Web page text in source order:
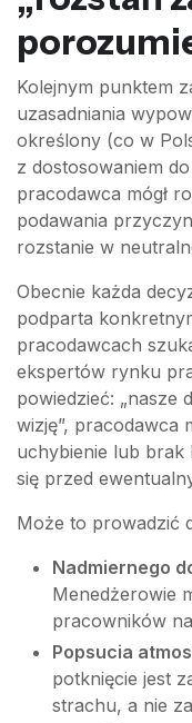
Kolejnym punktem
uzasadniania
określony (co w
z dostosowaniem
pracodawca mógł
podawania
rozstanie w
Obecnie każda
podparta
pracodawcach
ekspertów rynku
powiedzieć: „nasze
wizję”, pracodawca
uchybienie lub brak
się przed
Może to prowadzić
Nadmiernego
Menedżerowie
pracowników
Popsucia
potknięcie jest
strachu, a nie